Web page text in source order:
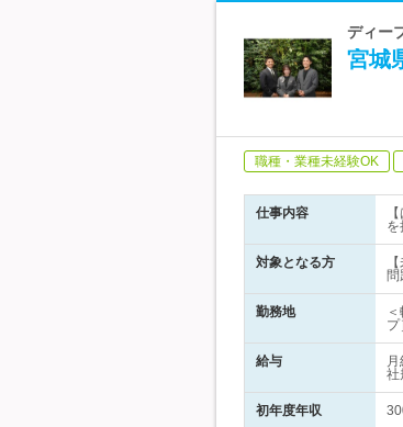
ディー
宮城
職種・業種未経験OK
仕事内容
対象となる方
勤務地
給与
社
初年度年収